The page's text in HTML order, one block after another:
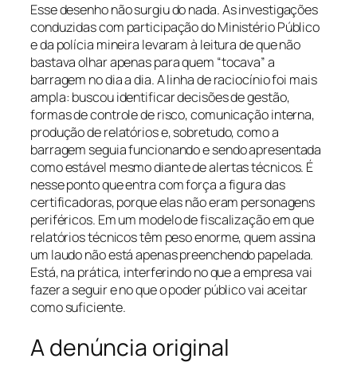
Esse desenho não surgiu do nada. As investigações
conduzidas com participação do Ministério Público
e da polícia mineira levaram à leitura de que não
bastava olhar apenas para quem “tocava” a
barragem no dia a dia. A linha de raciocínio foi mais
ampla: buscou identificar decisões de gestão,
formas de controle de risco, comunicação interna,
produção de relatórios e, sobretudo, como a
barragem seguia funcionando e sendo apresentada
como estável mesmo diante de alertas técnicos. É
nesse ponto que entra com força a figura das
certificadoras, porque elas não eram personagens
periféricos. Em um modelo de fiscalização em que
relatórios técnicos têm peso enorme, quem assina
um laudo não está apenas preenchendo papelada.
Está, na prática, interferindo no que a empresa vai
fazer a seguir e no que o poder público vai aceitar
como suficiente.
A denúncia original